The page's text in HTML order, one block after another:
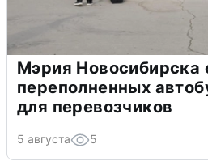
Мэрия Новосибирска
переполненных
для перевозчиков
5 августа 5